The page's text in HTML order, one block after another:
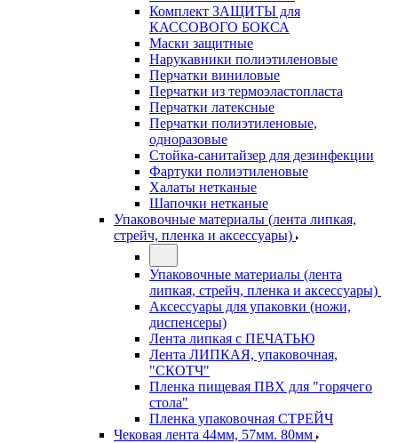
Комплект ЗАЩИТЫ для
КАССОВОГО БОКСА
Маски защитные
Нарукавники полиэтиленовые
Перчатки виниловые
Перчатки из термоэластопласта
Перчатки латексные
Перчатки полиэтиленовые,
одноразовые
Стойка-санитайзер для дезинфекции
Фартуки полиэтиленовые
Халаты нетканые
Шапочки нетканые
Упаковочные материалы (лента липкая,
стрейч, пленка и аксессуары)
Упаковочные материалы (лента
липкая, стрейч, пленка и аксессуары)
Аксессуары для упаковки (ножи,
диспенсеры)
Лента липкая с ПЕЧАТЬЮ
Лента ЛИПКАЯ, упаковочная,
"СКОТЧ"
Пленка пищевая ПВХ для "горячего
стола"
Пленка упаковочная СТРЕЙЧ
Чековая лента 44мм, 57мм. 80мм